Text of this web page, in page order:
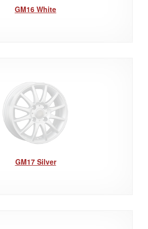
GM16 White
GM17 Silver